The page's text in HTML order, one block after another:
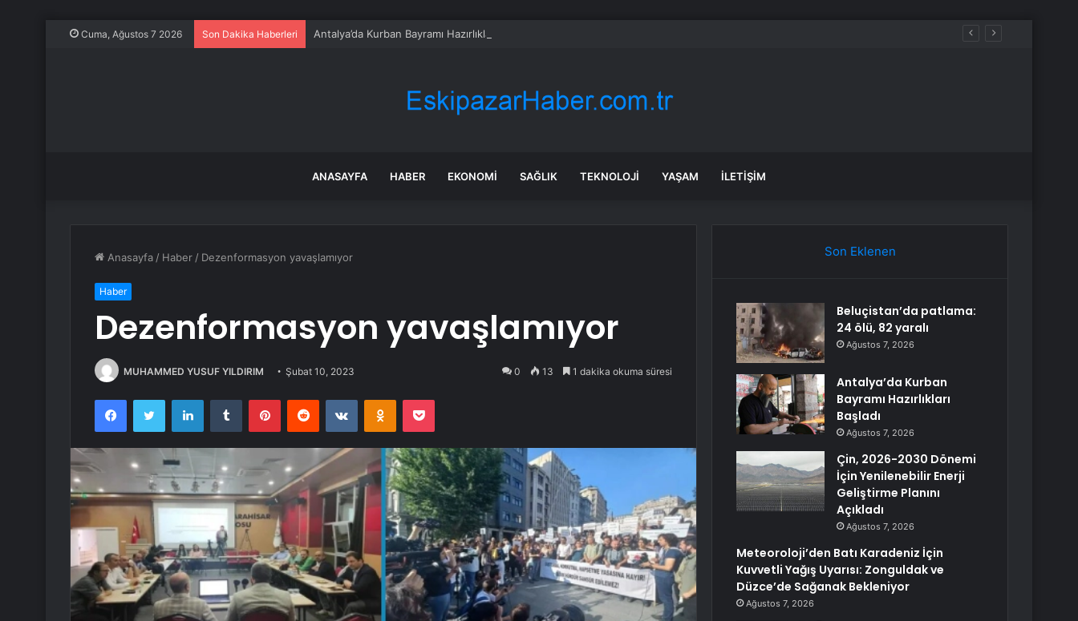
Cuma, Ağustos 7 2026 Son Dakika Haberleri Antalya’da Kurban Bayramı Hazırlıkları Başladı
ANASAYFA HABER EKONOMI SAĞLIK TEKNOLOJI YAŞAM İLETIŞIM
Anasayfa / Haber / Dezenformasyon yavaşlamıyor
Haber
Dezenformasyon yavaşlamıyor
MUHAMMED YUSUF YILDIRIM Şubat 10, 2023 0 13 1 dakika okuma süresi
FacebookTwitter LinkedInTumblr PinterestReddit VKontakteOdnoklassniki
Pocket
Son Eklenen
Beluçistan’da patlama:
24 ölü, 82 yaralı
Ağustos 7, 2026
Antalya’da Kurban
Bayramı Hazırlıkları
Başladı
Ağustos 7, 2026
Çin, 2026-2030 Dönemi
İçin Yenilenebilir Enerji
Geliştirme Planını
Açıkladı
Ağustos 7, 2026
Meteoroloji’den Batı Karadeniz İçin
Kuvvetli Yağış Uyarısı: Zonguldak ve
Düzce’de Sağanak Bekleniyor
Ağustos 7, 2026